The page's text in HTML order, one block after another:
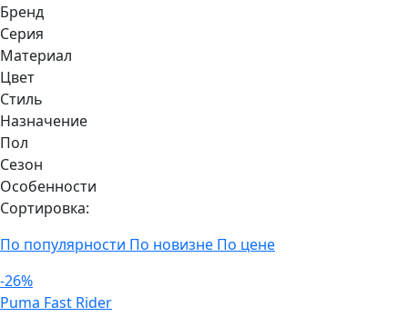
Бренд
Серия
Материал
Цвет
Стиль
Назначение
Пол
Сезон
Особенности
Сортировка:
По популярности По новизне По цене
-26%
Puma Fast Rider